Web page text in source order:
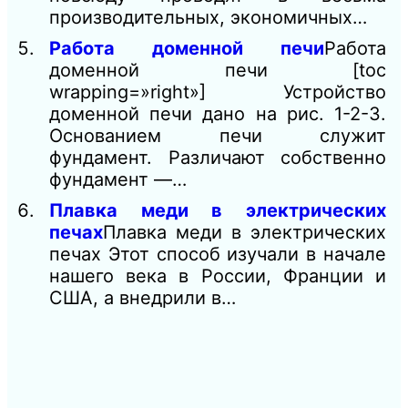
производительных, экономичных…
Работа доменной печиРабота
доменной печи [toc
wrapping=»right»] Устройство
доменной печи дано на рис. 1-2-3.
Основанием печи служит
фундамент. Различают собственно
фундамент —…
Плавка меди в электрических
печахПлавка меди в электрических
печах Этот способ изучали в начале
нашего века в России, Франции и
США, а внедрили в…